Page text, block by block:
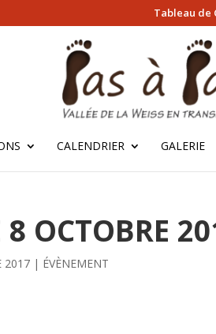
Tableau de
CALENDRIER GALERIE
OCTOBRE
2017 | ÉVÈNEMENT